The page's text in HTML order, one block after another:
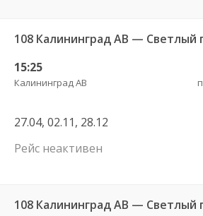
108 Калининград АВ — Светлый
15:25
Калининград АВ
27.04, 02.11, 28.12
Рейс неактивен
108 Калининград АВ — Светлый